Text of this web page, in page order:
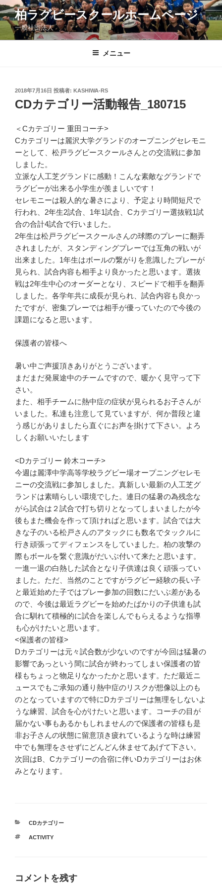
コ
ン
テ
ン
柏ラグビースクールホームページ
一般社団法人
メニュー
投
稿
日:
2018年7月16日 投稿者: KASHIWA-RS
CDカテゴリー活動報告_180715
＜Cカテゴリー 重田コーチ>
Cカテゴリーは麗沢大学グランドのオープニングセレモニ
ーとして、松戸ラグビースクールさんとの交流戦に参加
しました。
立派な人工芝グランドに感動！こんな素敵なグランドで
ラグビーが出来る小学生が羨ましいです！
セレモニーは殺人的な暑さにより、予定より時間短尺で
行われ、2年生2試合、1年1試合、Cカテゴリー選抜戦1試
合の合計4試合で行いました。
2年生は松戸ラグビースクールさんの球際のプレーに翻弄
されましたが、スタンディングプレーでは互角の戦いが
出来ました。1年生はボールの繋がりを意識したプレーが
見られ、試合内容も相手より良かったと思います。選抜
戦は2年生中心のオーダーとなり、スピードで相手を翻弄
しました。各学年共に成長が見られ、試合内容も良かっ
たですが、密集プレーでは相手が優っていたので今後の
課題になると思います。
保護者の皆様へ
暑い中ご声援頂きありがとうございます。
まだまだ発展途中のチームですので、暖かく見守って下
さい。
また、相手チームに熱中症の症状が見られるお子さんが
いました。私達も注意して見ていますが、何か普段と違
う感じがありましたら直ぐにお声を掛けて下さい。よろ
しくお願いいたします
<Dカテゴリー 鈴木コーチ>
今週は麗澤中学高等学校ラグビー場オープニングセレモ
ニーの交流戦に参加しました。真新しい最新の人工芝グ
ランドは素晴らしい環境でした。連日の猛暑の為残念な
がら試合は２試合で打ち切りとなってしまいましたが今
後もまた機会を作って頂ければと思います。試合では大
きな子のいる松戸さんのアタックにも数名でタックルに
行き頑張ってディフェンスをしていました。柏の攻撃の
際もボールを繋ぐ意識がだいぶ付いて来たと思います。
一進一退の白熱した試合となり子供達は良く頑張ってい
ました。ただ、当然のことですがラグビー経験の長い子
と最近始めた子ではプレー参加の回数にだいぶ差がある
ので、今後は最近ラグビーを始めたばかりの子供達も試
合に馴れて積極的に試合を楽しんでもらえるような指導
も心がけたいと思います。
<保護者の皆様>
Dカテゴリーは元々試合数が少ないのですが今回は猛暑の
影響であっという間に試合が終わってしまい保護者の皆
様もちょっと物足りなかったかと思います。ただ最近ニ
ュースでもご承知の通り熱中症のリスクが想像以上のも
のとなっていますので特にDカテゴリーは無理をしないよ
うな練習、試合を心がけたいと思います。コーチの目が
届かない事もあるかもしれませんので保護者の皆様も是
非お子さんの状態に留意頂き疲れているような時は練習
中でも無理をさせずにどんどん休ませてあげて下さい。
次回はB、Cカテゴリーの合宿に伴いDカテゴリーはお休
みとなります。
カ
ゴ
CDカテゴリー
タ
ACTIVITY
コメントを残す